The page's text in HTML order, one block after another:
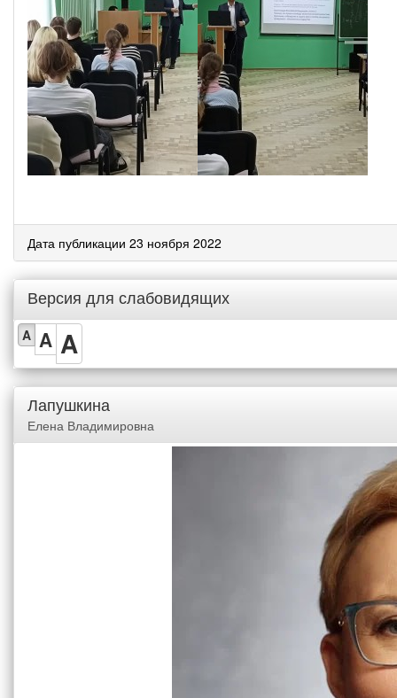
Дата публикации 23 ноября 2022
Версия для слабовидящих
A A A
Лапушкина
Елена Владимировна